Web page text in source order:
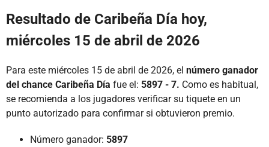
Resultado de Caribeña Día hoy,
miércoles 15 de abril de 2026
Para este miércoles 15 de abril de 2026, el número ganador
del chance Caribeña Día fue el: 5897 - 7. Como es habitual,
se recomienda a los jugadores verificar su tiquete en un
punto autorizado para confirmar si obtuvieron premio.
Número ganador: 5897